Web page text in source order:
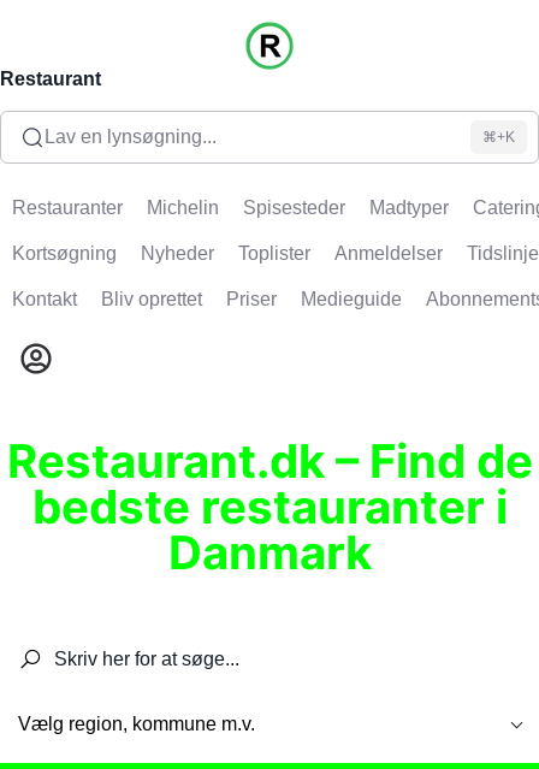
Restaurant
Lav en lynsøgning... ⌘+K
Restauranter Michelin Spisesteder Madtyper
Kortsøgning Nyheder Toplister Anmeldelser Tidslinje
Kontakt Bliv oprettet Priser Medieguide
Restaurant.dk – Find de
bedste restauranter i
Danmark
Vælg region, kommune m.v.